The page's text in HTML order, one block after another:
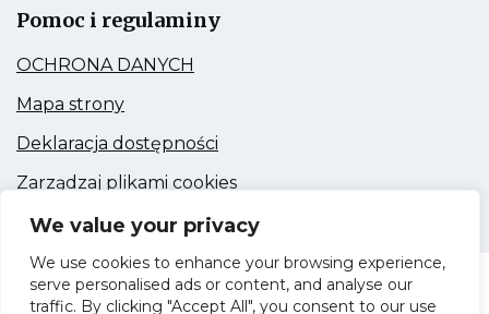
We value your privacy
We use cookies to enhance your browsing experience,
serve personalised ads or content, and analyse our
traffic. By clicking "Accept All", you consent to our use
się
w
zakładce
Pomoc i regulaminy
OCHRONA DANYCH
do:
Mapa stronyKieruje
do:
Mapa
strony
Deklaracja dostępności
do:
dostępności
Zarządzaj plikami cookiesKieruje
do:
plikami
Dolnośląska Okręgowa Izba Inżynierów